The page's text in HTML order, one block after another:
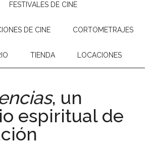
FESTIVALES DE CINE
DE CINE CORTOMETRAJES
TIENDA LOCACIONES
, un
espiritual de